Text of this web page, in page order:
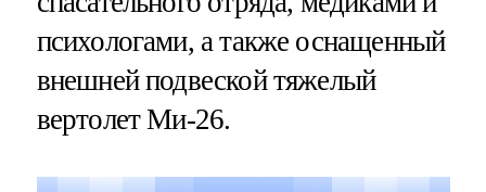
психологами, а также оснащенный
внешней подвеской тяжелый
вертолет Ми-26.